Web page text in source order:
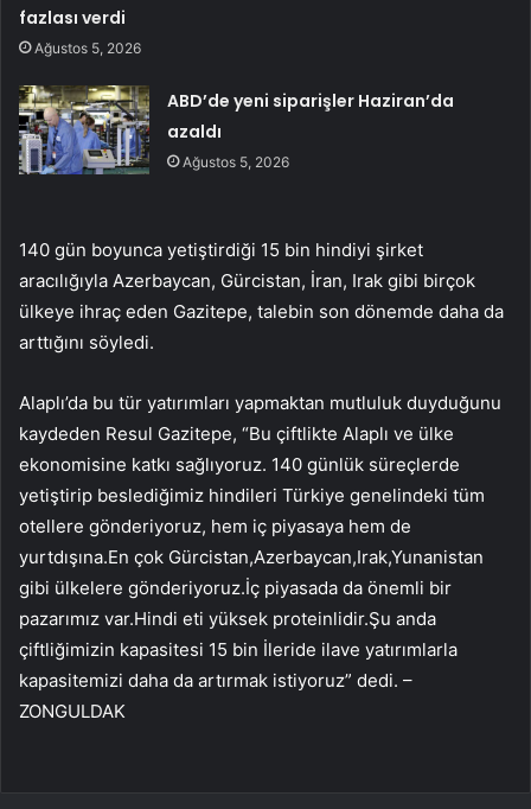
fazlası verdi
Ağustos 5, 2026
ABD’de yeni siparişler Haziran’da
azaldı
Ağustos 5, 2026
140 gün boyunca yetiştirdiği 15 bin hindiyi şirket
aracılığıyla Azerbaycan, Gürcistan, İran, Irak gibi birçok
ülkeye ihraç eden Gazitepe, talebin son dönemde daha da
arttığını söyledi.
Alaplı’da bu tür yatırımları yapmaktan mutluluk duyduğunu
kaydeden Resul Gazitepe, “Bu çiftlikte Alaplı ve ülke
ekonomisine katkı sağlıyoruz. 140 günlük süreçlerde
yetiştirip beslediğimiz hindileri Türkiye genelindeki tüm
otellere gönderiyoruz, hem iç piyasaya hem de
yurtdışına.En çok Gürcistan,Azerbaycan,Irak,Yunanistan
gibi ülkelere gönderiyoruz.İç piyasada da önemli bir
pazarımız var.Hindi eti yüksek proteinlidir.Şu anda
çiftliğimizin kapasitesi 15 bin İleride ilave yatırımlarla
kapasitemizi daha da artırmak istiyoruz” dedi. –
ZONGULDAK